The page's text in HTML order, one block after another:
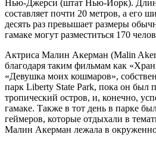
Нью-Джерси (штат Нью-Йорк).
составляет почти 20 метров, а его
десять раз превышает размеры
гамаке могут разместиться 170
Актриса Малин Акерман (Malin
благодаря таким фильмам как
«Девушка моих кошмаров»,
парк Liberty State Park, пока он был
тропический остров, и, конечно,
гамаке. Также в тот день в парке
геймеров, которые отдыхали в
Малин Акерман лежала в